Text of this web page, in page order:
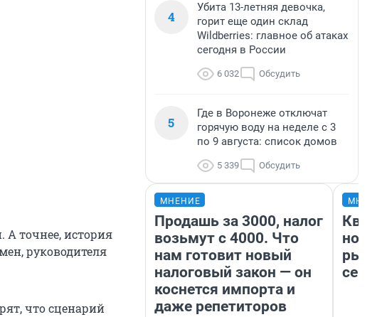
А точнее, история
руководителя
что сценарий
4
Убита 13-летняя девочка,
горит еще один склад
Wildberries: главное об атаках
сегодня в России
6 032 Обсудить
5
Где в Воронеже отключат
горячую воду на неделе с 3
по 9 августа: список домов
5 339 Обсудить
МНЕНИЕ
Продашь за 3000, налог
возьмут с 4000. Что
нам готовит новый
налоговый закон — он
коснется импорта и
даже репетиторов
но